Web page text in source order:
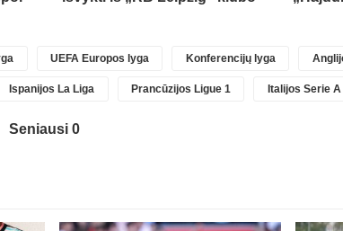
UEFA Europos lyga Konferencijų lyga
Ispanijos La Liga Prancūzijos Ligue 1 Italijos Serie A
Seniausi 0